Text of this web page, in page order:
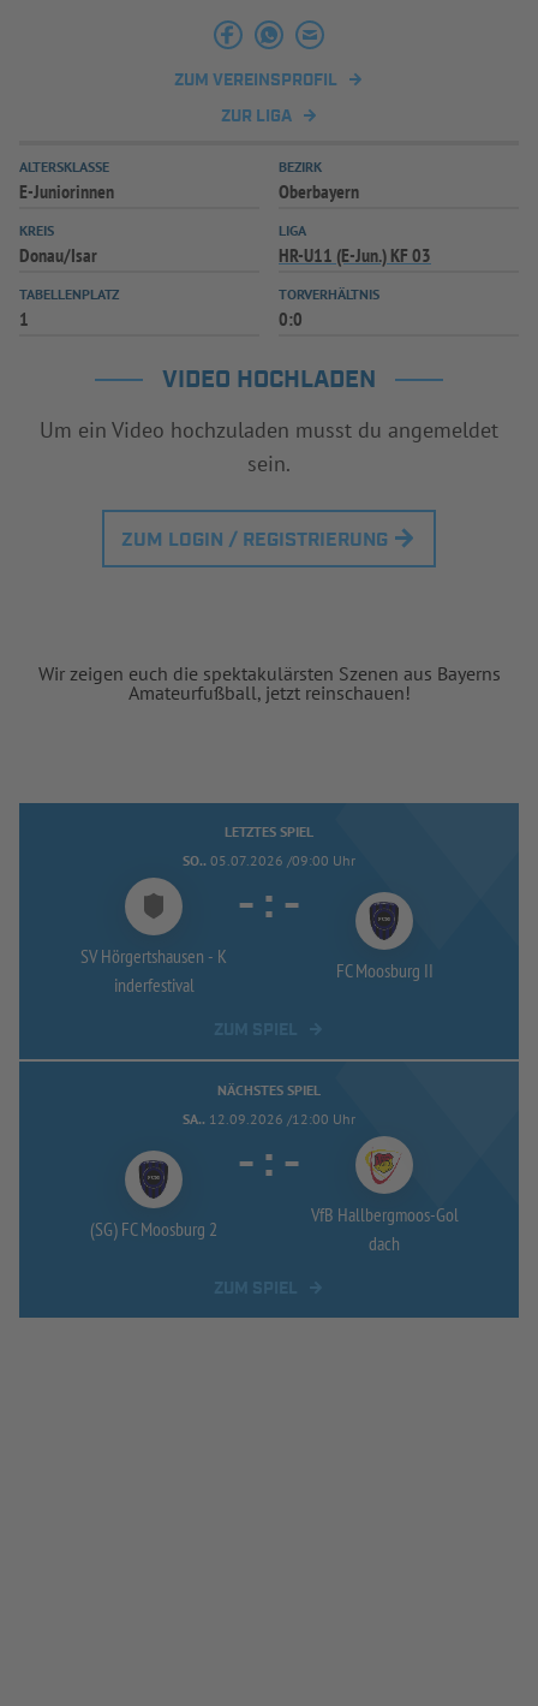
ZUM VEREINSPROFIL
ZUR LIGA
ALTERSKLASSE
E-Juniorinnen
BEZIRK
Oberbayern
KREIS
Donau/Isar
LIGA
HR-U11 (E-Jun.) KF 03
TABELLENPLATZ
1
TORVERHÄLTNIS
0:0
VIDEO HOCHLADEN
Um ein Video hochzuladen musst du angemeldet
sein.
ZUM LOGIN / REGISTRIERUNG
Wir zeigen euch die spektakulärsten Szenen aus Bayerns
Amateurfußball, jetzt reinschauen!
LETZTES SPIEL
SO.. 05.07.2026 /09:00 Uhr
SV Hörgertshausen - K
inderfestival
- : -
FC Moosburg II
NÄCHSTES SPIEL
SA.. 12.09.2026 /12:00 Uhr
(SG) FC Moosburg 2
- : -
VfB Hallbergmoos-Gol
dach